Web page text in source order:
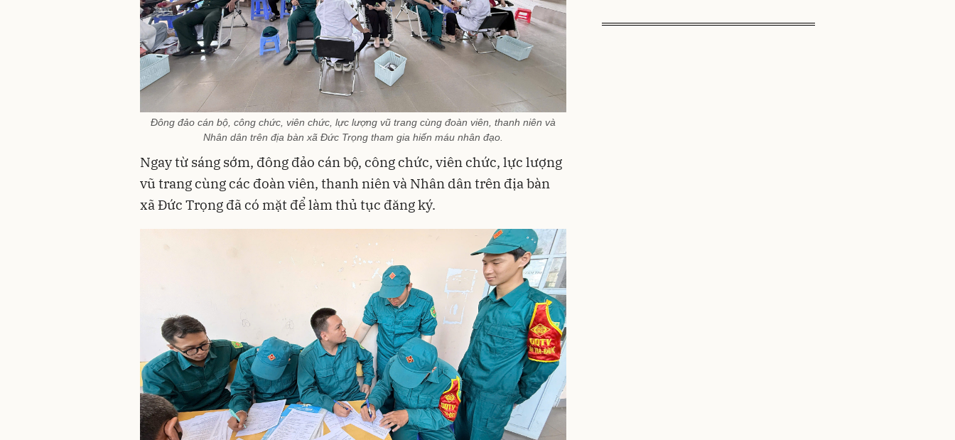
Đông đảo cán bộ, công chức, viên chức, lực lượng vũ trang cùng đoàn viên, thanh niên và
Nhân dân trên địa bàn xã Đức Trọng tham gia hiến máu nhân đạo.
Ngay từ sáng sớm, đông đảo cán bộ, công chức, viên chức, lực lượng
vũ trang cùng các đoàn viên, thanh niên và Nhân dân trên địa bàn
xã Đức Trọng đã có mặt để làm thủ tục đăng ký.